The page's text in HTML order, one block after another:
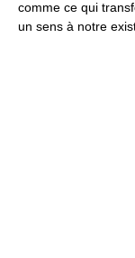
comme ce qui
un sens à notre